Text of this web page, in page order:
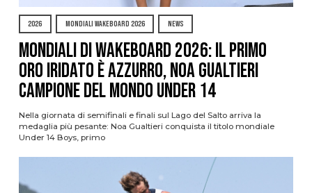
2026 MONDIALI WAKEBOARD 2026 NEWS
Mondiali di Wakeboard 2026: il primo
oro iridato è azzurro, Noa Gualtieri
campione del mondo Under 14
Nella giornata di semifinali e finali sul Lago del Salto arriva la
medaglia più pesante: Noa Gualtieri conquista il titolo mondiale
Under 14 Boys, primo